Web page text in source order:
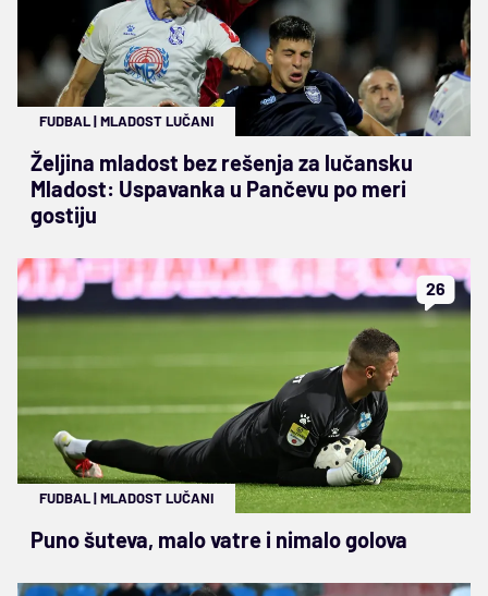
FUDBAL|MLADOST LUČANI
Željina mladost bez rešenja za lučansku
Mladost: Uspavanka u Pančevu po meri
gostiju
26
FUDBAL|MLADOST LUČANI
Puno šuteva, malo vatre i nimalo golova